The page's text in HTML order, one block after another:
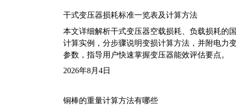
干式变压器损耗标准一览表及计算方法
本文详细解析干式变压器空载损耗、负载损耗的
计算实例，分步骤说明变损计算方法，并附电力
参数，指导用户快速掌握变压器能效评估要点。
2026年8月4日
铜棒的重量计算方法有哪些